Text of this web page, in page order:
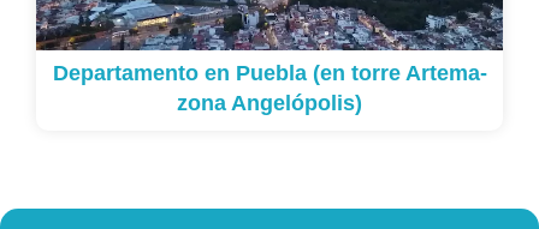
Departamento en Puebla (en torre Artema-
zona Angelópolis)